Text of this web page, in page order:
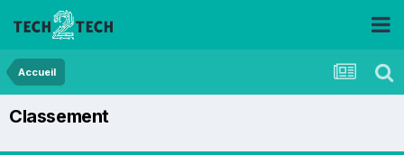
Accueil
Classement